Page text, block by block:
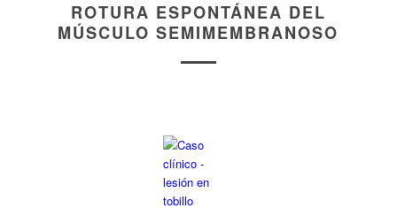
ROTURA ESPONTÁNEA DEL
MÚSCULO SEMIMEMBRANOSO